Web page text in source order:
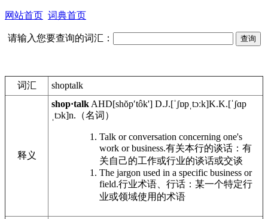
网站首页 词典首页
请输入您要查询的词汇：
词汇 shoptalk
释义
shop·talk AHD[shŏpʹtôk'] D.J.[ˈʃɒpˌtɔːk]K.K.[ˈʃɑp
ˌtɔk]n. （名词）
Talk or conversation concerning one's
work or business.有关本行的谈话：有
关自己的工作或行业的谈话或交谈
The jargon used in a specific business or
field.行业术语、行话：某一个特定行
业或领域使用的术语